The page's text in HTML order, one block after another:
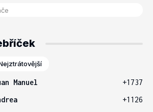
Manuel
+1737
+1126